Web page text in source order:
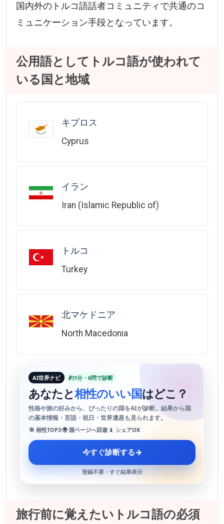
国内外のトルコ語話者コミュニティで共通のコ
ミュニケーション手段となっています。
公用語としてトルコ語が使われて
いる国と地域
キプロス
Cyprus
イラン
Iran (Islamic Republic of)
トルコ
Turkey
北マケドニア
North Macedonia
AI世界ナビ 約1分・6問で診断
あなたと相性のいい国はどこ？
性格や旅の好みから、ぴったりの国をAIが診断。結果から国
の基本情報・言語・祝日・世界遺産も見られます。
🎯 相性TOP3🌍 国ページへ回遊 📱 シェアOK
今すぐ診断する→
登録不要・すぐ結果表示
旅行前に覚えたいトルコ語の必須